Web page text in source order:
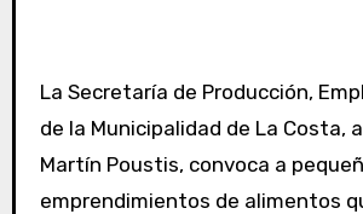
La Secretaría de Producción,
de la Municipalidad de La Costa,
Martín Poustis, convoca a
emprendimientos de alimentos